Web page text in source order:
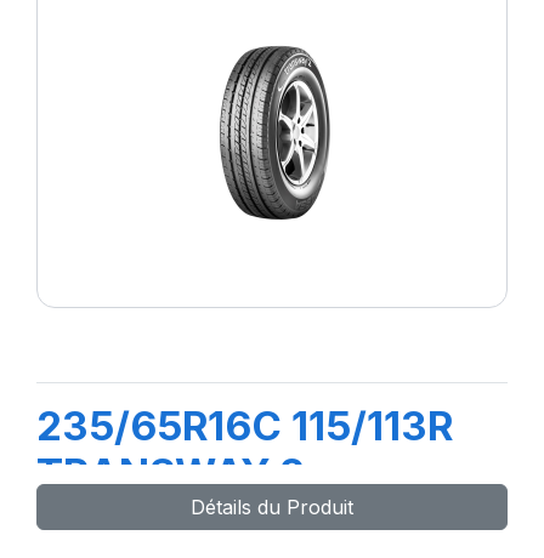
235/65R16C 115/113R
TRANSWAY 2
Détails du Produit